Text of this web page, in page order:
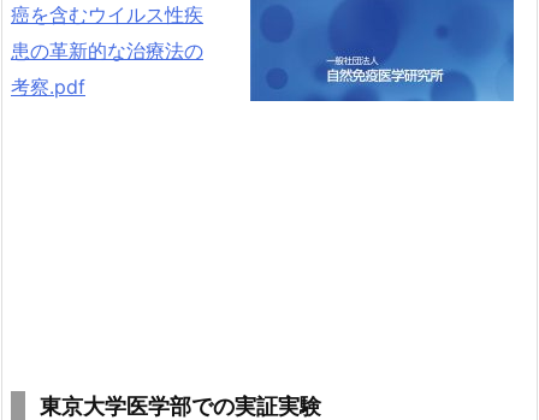
癌を含むウイルス性疾
患の革新的な治療法の
考察.pdf
東京大学医学部での実証実験